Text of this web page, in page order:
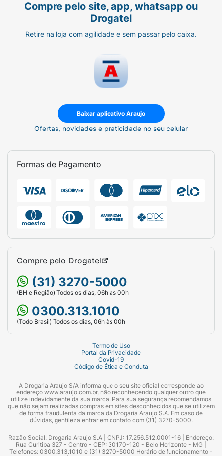
Compre pelo site, app, whatsapp ou
Drogatel
Retire na loja com agilidade e sem passar pelo caixa.
Baixar aplicativo Araujo
Ofertas, novidades e praticidade no seu celular
Formas de Pagamento
Compre pelo Drogatel
(31) 3270-5000
(BH e Região) Todos os dias, 06h às 00h
0300.313.1010
(Todo Brasil) Todos os dias, 06h às 00h
Termo de Uso
Portal da Privacidade
Covid-19
Código de Ética e Conduta
A Drogaria Araujo S/A informa que o seu site oficial corresponde ao
endereço www.araujo.com.br, não reconhecendo qualquer outro que
utilize indevidamente da sua marca. Para sua segurança recomendamos
que não sejam realizadas compras em sites desconhecidos que se utilizem
de forma fraudulenta da marca da Drogaria Araujo S.A. Em caso de
dúvidas, gentileza entrar em contato com (31) 3270-5000.
Razão Social: Drogaria Araujo S.A | CNPJ: 17.256.512.0001-16 | Endereço:
Rua Curitiba 327 - Centro - CEP: 30170-120 - Belo Horizonte - MG |
Telefones: 0300.313.1010 e (31) 3270-5000 Horário de funcionamento -